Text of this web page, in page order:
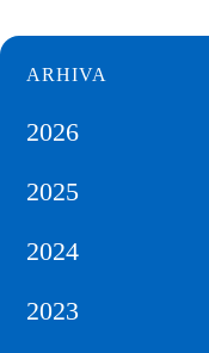
ARHIVA
2026
2025
2024
2023